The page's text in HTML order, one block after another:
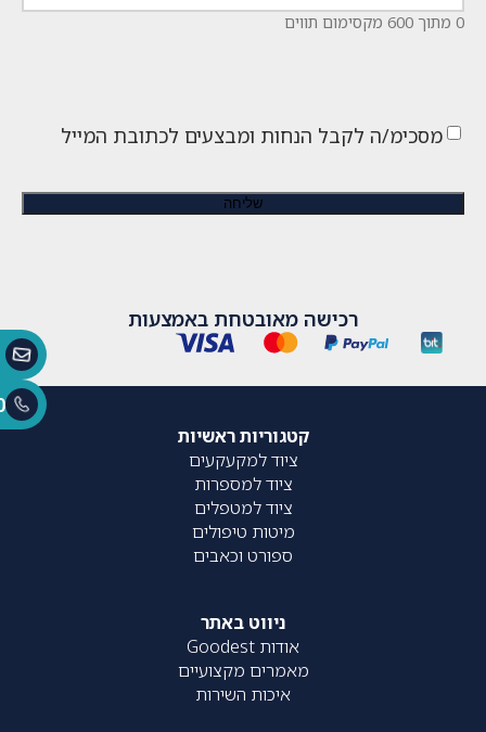
0 מתוך 600 מקסימום תווים
מסכימ/ה לקבל הנחות ומבצעים לכתובת המייל
רכישה מאובטחת באמצעות
קטגוריות ראשיות
ציוד למקעקעים
ציוד למספרות
ציוד למטפלים
מיטות טיפולים
ספורט וכאבים
ניווט באתר
אודות Goodest
מאמרים מקצועיים
איכות השירות